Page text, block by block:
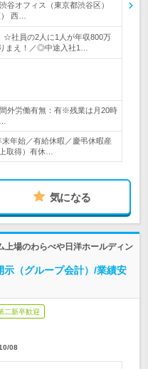
谷オフィス（東京都渋谷区）
西…
☆社員の2人に1人が年収800万
まえ！／◎中途入社1…
外労働有無：有※残業は月20時
年始／有給休暇／慶弔休暇産
取得）有休…
気になる
上場のわらべや日洋ホールディン
示（グループ会計）/業績安
二新卒歓迎
08